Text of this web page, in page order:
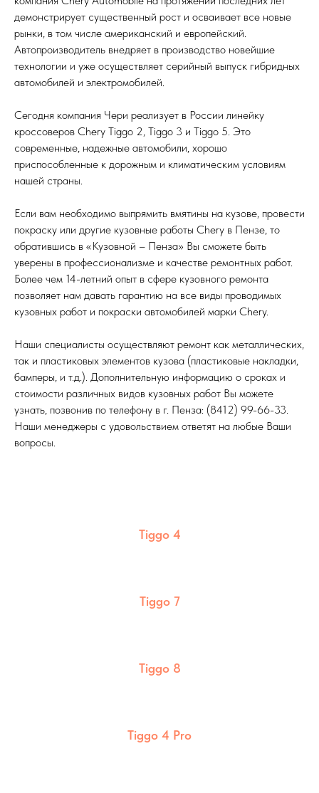
демонстрирует существенный рост и осваивает все новые
рынки, в том числе американский и европейский.
Автопроизводитель внедряет в производство новейшие
технологии и уже осуществляет серийный выпуск гибридных
автомобилей и электромобилей.
Сегодня компания Чери реализует в России линейку
кроссоверов Chery Tiggo 2, Tiggo 3 и Tiggo 5. Это
современные, надежные автомобили, хорошо
приспособленные к дорожным и климатическим условиям
нашей страны.
Если вам необходимо выпрямить вмятины на кузове, провести
покраску или другие кузовные работы Chery в Пензе, то
обратившись в «Кузовной – Пенза» Вы сможете быть
уверены в профессионализме и качестве ремонтных работ.
Более чем 14-летний опыт в сфере кузовного ремонта
позволяет нам давать гарантию на все виды проводимых
кузовных работ и покраски автомобилей марки Chery.
Наши специалисты осуществляют ремонт как металлических,
так и пластиковых элементов кузова (пластиковые накладки,
бамперы, и т.д.). Дополнительную информацию о сроках и
стоимости различных видов кузовных работ Вы можете
узнать, позвонив по телефону в г. Пенза: (8412) 99-66-33.
Наши менеджеры с удовольствием ответят на любые Ваши
вопросы.
Tiggo 4
Tiggo 7
Tiggo 8
Tiggo 4 Pro